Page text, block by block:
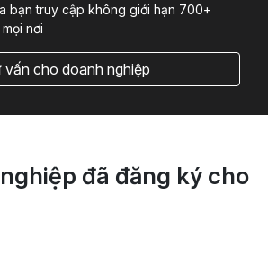
bạn truy cập không giới hạn 700+
nơi
vấn cho doanh nghiệp
đã đăng ký cho